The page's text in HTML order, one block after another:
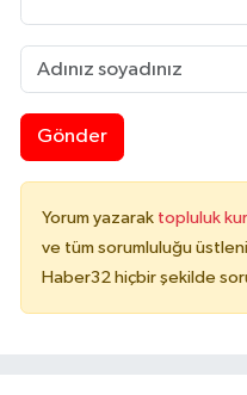
Gönder
Yorum yazarak topluluk
ve tüm sorumluluğu
Haber32 hiçbir şekilde